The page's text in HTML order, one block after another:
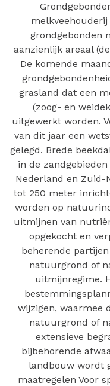
grondgebonden
aanzienlijk areaal
De komende
grasland dat een
(zoog- en
uitgewerkt worden.
van dit jaar een
gelegd. Brede
in de
Nederland en Zuid-
tot 250 meter
worden op
uitmijnen van
opgekocht en
beherende
natuurgrond of
uitmijnregime.
wijzigen, waarmee
natuurgrond of
extensieve
bijbehorende
landbouw wordt
maatregelen Voor